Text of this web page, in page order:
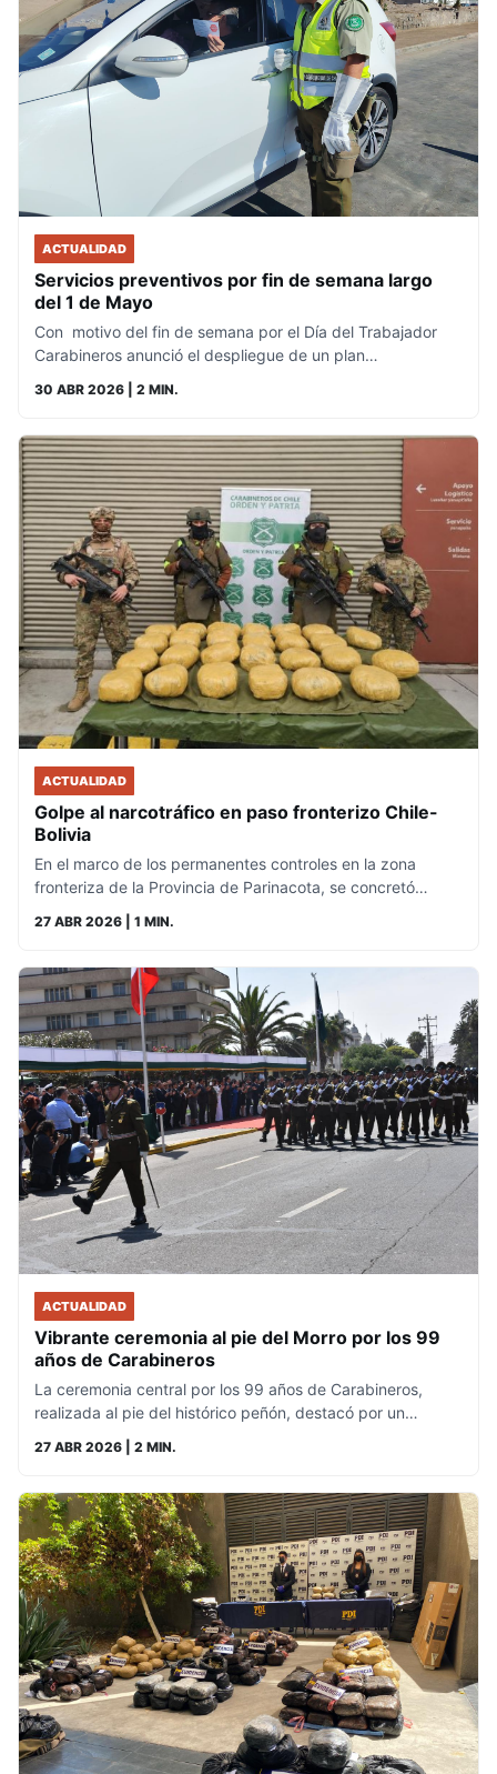
ACTUALIDAD
Servicios preventivos por fin de semana largo
del 1 de Mayo
Con motivo del fin de semana por el Día del Trabajador
Carabineros anunció el despliegue de un plan…
30 ABR 2026 | 2 MIN.
ACTUALIDAD
Golpe al narcotráfico en paso fronterizo Chile-
Bolivia
En el marco de los permanentes controles en la zona
fronteriza de la Provincia de Parinacota, se concretó…
27 ABR 2026 | 1 MIN.
ACTUALIDAD
Vibrante ceremonia al pie del Morro por los 99
años de Carabineros
La ceremonia central por los 99 años de Carabineros,
realizada al pie del histórico peñón, destacó por un…
27 ABR 2026 | 2 MIN.